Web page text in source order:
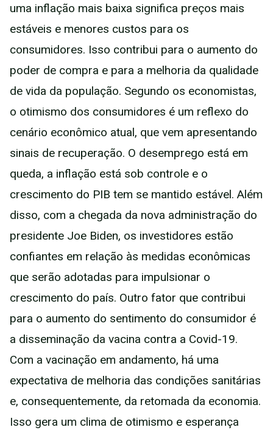
uma inflação mais baixa significa preços mais
estáveis e menores custos para os
consumidores. Isso contribui para o aumento do
poder de compra e para a melhoria da qualidade
de vida da população. Segundo os economistas,
o otimismo dos consumidores é um reflexo do
cenário econômico atual, que vem apresentando
sinais de recuperação. O desemprego está em
queda, a inflação está sob controle e o
crescimento do PIB tem se mantido estável. Além
disso, com a chegada da nova administração do
presidente Joe Biden, os investidores estão
confiantes em relação às medidas econômicas
que serão adotadas para impulsionar o
crescimento do país. Outro fator que contribui
para o aumento do sentimento do consumidor é
a disseminação da vacina contra a Covid-19.
Com a vacinação em andamento, há uma
expectativa de melhoria das condições sanitárias
e, consequentemente, da retomada da economia.
Isso gera um clima de otimismo e esperança